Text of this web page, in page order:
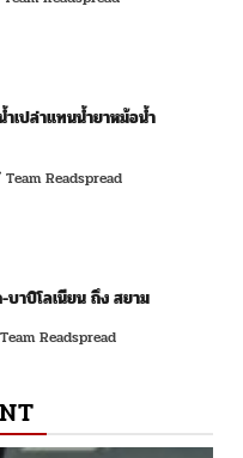
ำเปล่าแทนน้ำยาหม้อน้ำ
Team Readspread
บาบิโลเนียน ถึง สยาม
Team Readspread